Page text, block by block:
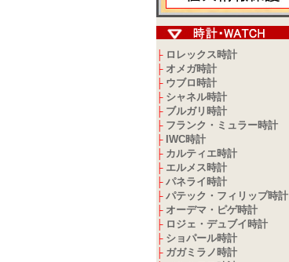
├ ロレックス時計
├ オメガ時計
├ ウブロ時計
├ シャネル時計
├ ブルガリ時計
├ フランク・ミュラー時計
├ IWC時計
├ カルティエ時計
├ エルメス時計
├ パネライ時計
├ パテック・フィリップ時計
├ オーデマ・ピゲ時計
├ ロジェ・デュブイ時計
├ ショパール時計
├ ガガミラノ時計